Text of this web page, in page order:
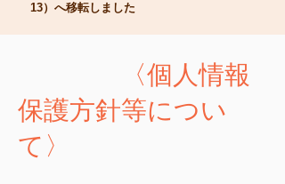
13）へ​移転しました
〈個人情報
保護方針等につい
て〉